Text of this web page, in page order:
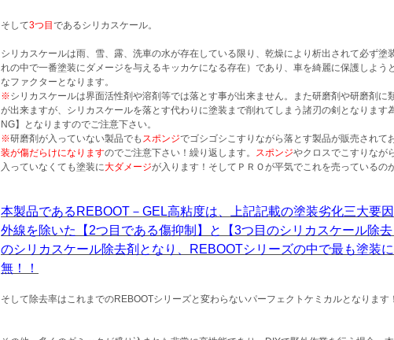
そして3つ目 であるシリカスケール。
シリカスケールは雨、雪、露、洗車の水が存在している限り、乾燥により析出されて必ず塗
れの中で一番塗装にダメージを与えるキッカケになる存在）であり、車を綺麗に保護しよう
なファクターとなります。
※シリカスケールは界面活性剤や溶剤等では落とす事が出来ません。また研磨剤や研磨剤に
が出来ますが、シリカスケールを落とす代わりに塗装まで削れてしまう諸刃の剣となります
NG】となりますのでご注意下さい。
※研磨剤が入っていない製品でも スポンジでゴシゴシこすりながら落とす製品が販売されて
装が傷だらけになりますのでご注意下さい！繰り返します。 スポンジやクロスでこすりなが
入っていなくても塗装に大ダメージが入ります！そしてＰＲＯが平気でこれを売っているの
本製品であるREBOOT－GEL高粘度は、上記記載の塗装劣化三大要
外線を除いた【2つ目である傷抑制】と【3つ目のシリカスケール除
のシリカスケール除去剤となり、REBOOTシリーズの中で最も塗装
無！！
そして除去率はこれまでのREBOOTシリーズと変わらないパーフェクトケミカルとなります